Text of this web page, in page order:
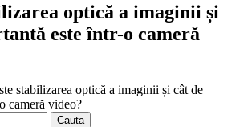
optică a imaginii și
este într-o cameră
stabilizarea optică a imaginii și cât de
cameră video?
Cauta